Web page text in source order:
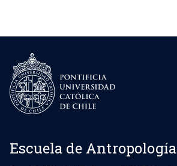
Escuela de Antropología